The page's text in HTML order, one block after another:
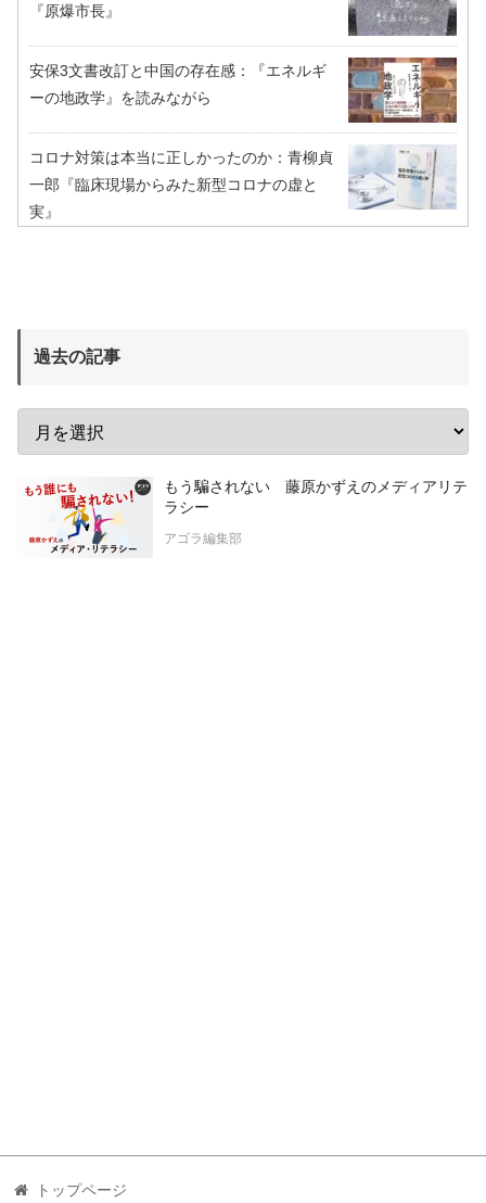
『原爆市長』
安保3文書改訂と中国の存在感：『エネルギ
ーの地政学』を読みながら
コロナ対策は本当に正しかったのか：青柳貞
一郎『臨床現場からみた新型コロナの虚と
実』
過去の記事
もう騙されない 藤原かずえのメディアリテ
ラシー
アゴラ編集部
トップページ